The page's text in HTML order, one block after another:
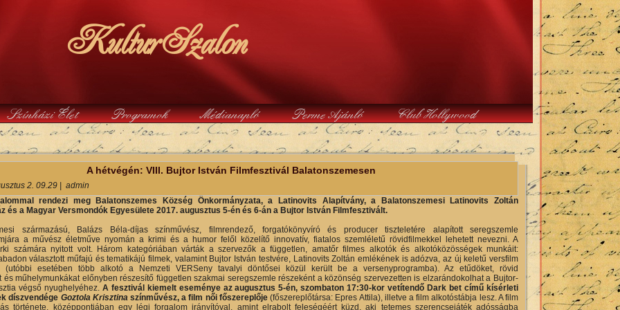
KulturSzalon
Színházi Élet Programok Médianapló Perme Ajánló Club Hollywood
A hétvégén: VIII. Bujtor István Filmfesztivál Balatonszemesen
2. 09.29
admin
rendezi meg Balatonszemes Község Önkormányzata, a Latinovits Alapítvány, a Balatonszemesi Latinovits Zoltán
és a Magyar Versmondók Egyesülete 2017. augusztus 5-én és 6-án a Bujtor István Filmfesztivált.
származású, Balázs Béla-díjas színművész, filmrendező, forgatókönyvíró és producer tiszteletére alapított seregszemle
a művész életműve nyomán a krimi és a humor felől közelítő innovatív, fiatalos szemléletű rövidfilmekkel lehetett nevezni. A
számára nyitott volt. Három kategóriában várták a szervezők a független, amatőr filmes alkotók és alkotóközösségek munkáit:
választott műfajú és tematikájú filmek, valamint Bujtor István testvére, Latinovits Zoltán emlékének is adózva, az új keletű versfilm
(utóbbi esetében több alkotó a Nemzeti VERSeny tavalyi döntősei közül került be a versenyprogramba). Az etűdöket, rövid
és műhelymunkákat előnyben részesítő független szakmai seregszemle részeként a közönség szervezetten is elzarándokolhat a Bujtor-
végső nyughelyéhez. A fesztivál kiemelt eseménye az augusztus 5-én, szombaton 17:30-kor vetítendő Dark bet című kísérleti
díszvendége Goztola Krisztinaszínművész, a film női főszereplője(főszereplőtársa: Epres Attila), illetve a film alkotóstábja lesz. A film
története, középpontjában egy légi forgalom irányítóval, amint elrabolt feleségéért küzd, aki tetemes szerencsejáték adósságba